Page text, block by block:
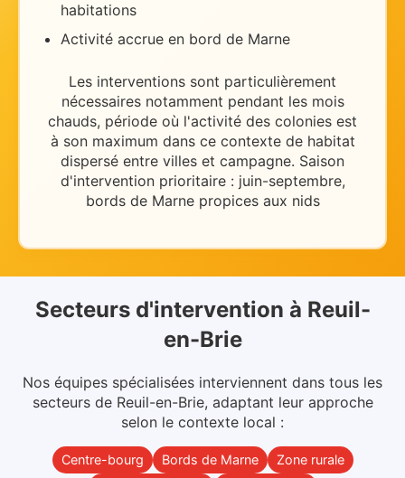
habitations
Activité accrue en bord de Marne
Les interventions sont particulièrement
nécessaires notamment pendant les mois
chauds, période où l'activité des colonies est
à son maximum dans ce contexte de habitat
dispersé entre villes et campagne. Saison
d'intervention prioritaire : juin-septembre,
bords de Marne propices aux nids
Secteurs d'intervention à Reuil-
en-Brie
Nos équipes spécialisées interviennent dans tous les
secteurs de Reuil-en-Brie, adaptant leur approche
selon le contexte local :
Centre-bourg Bords de Marne
Zone rurale